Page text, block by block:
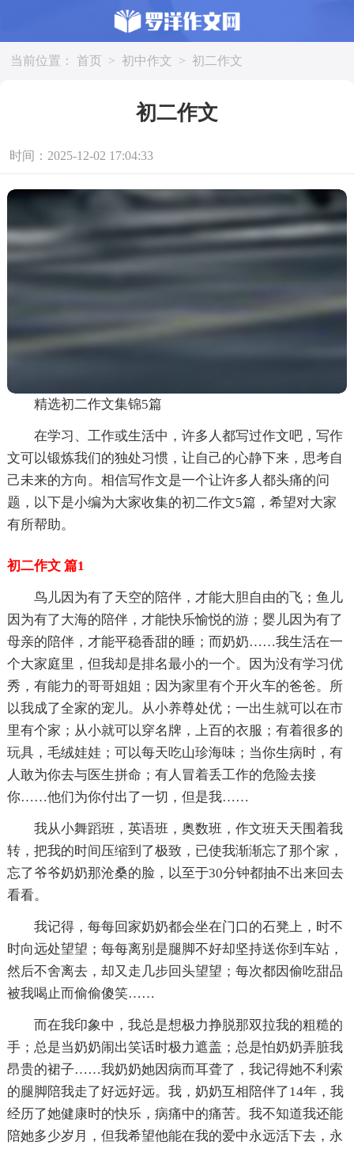
当前位置： 首页 > 初中作文 > 初二作文
初二作文
时间：2025-12-02 17:04:33
精选初二作文集锦5篇
在学习、工作或生活中，许多人都写过作文吧，写作
文可以锻炼我们的独处习惯，让自己的心静下来，思考自
己未来的方向。相信写作文是一个让许多人都头痛的问
题，以下是小编为大家收集的初二作文5篇，希望对大家
有所帮助。
初二作文 篇1
鸟儿因为有了天空的陪伴，才能大胆自由的飞；鱼儿
因为有了大海的陪伴，才能快乐愉悦的游；婴儿因为有了
母亲的陪伴，才能平稳香甜的睡；而奶奶……我生活在一
个大家庭里，但我却是排名最小的一个。因为没有学习优
秀，有能力的哥哥姐姐；因为家里有个开火车的爸爸。所
以我成了全家的宠儿。从小养尊处优；一出生就可以在市
里有个家；从小就可以穿名牌，上百的衣服；有着很多的
玩具，毛绒娃娃；可以每天吃山珍海味；当你生病时，有
人敢为你去与医生拼命；有人冒着丢工作的危险去接
你……他们为你付出了一切，但是我……
我从小舞蹈班，英语班，奥数班，作文班天天围着我
转，把我的时间压缩到了极致，已使我渐渐忘了那个家，
忘了爷爷奶奶那沧桑的脸，以至于30分钟都抽不出来回去
看看。
我记得，每每回家奶奶都会坐在门口的石凳上，时不
时向远处望望；每每离别是腿脚不好却坚持送你到车站，
然后不舍离去，却又走几步回头望望；每次都因偷吃甜品
被我喝止而偷偷傻笑……
而在我印象中，我总是想极力挣脱那双拉我的粗糙的
手；总是当奶奶闹出笑话时极力遮盖；总是怕奶奶弄脏我
昂贵的裙子……我奶奶她因病而耳聋了，我记得她不利索
的腿脚陪我走了好远好远。我，奶奶互相陪伴了14年，我
经历了她健康时的快乐，病痛中的痛苦。我不知道我还能
陪她多少岁月，但我希望他能在我的爱中永远活下去，永